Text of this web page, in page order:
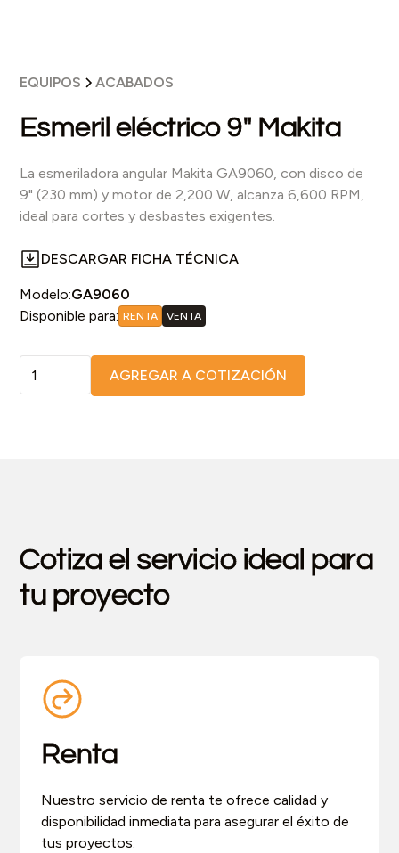
EQUIPOS ACABADOS
Esmeril eléctrico 9" Makita
La esmeriladora angular Makita GA9060, con disco de
9" (230 mm) y motor de 2,200 W, alcanza 6,600 RPM,
ideal para cortes y desbastes exigentes.
DESCARGAR FICHA TÉCNICA
Modelo:GA9060
Disponible para: RENTA VENTA
AGREGAR A COTIZACIÓN
Cotiza el servicio ideal para
tu proyecto
Renta
Nuestro servicio de renta te ofrece calidad y
disponibilidad inmediata para asegurar el éxito de
tus proyectos.